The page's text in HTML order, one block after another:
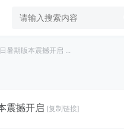
暑期版本震撼开启 ...
震撼开启 [复制链接]